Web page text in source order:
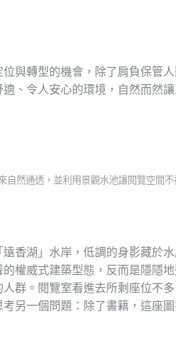
與轉型的機會，除了肩負保管
、令人安心的環境，自然而然
然通透，並利用景觀水池讓閱覽空間不
香湖」水岸，低調的身影藏於
權威式建築型態，反而是隱隱
群。閱覽室看進去所剩座位不
另一個問題：除了書籍，這座